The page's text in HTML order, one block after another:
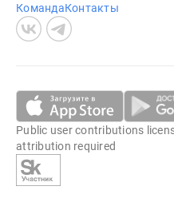
КомандаКонтакты
Public user contributions
attribution required